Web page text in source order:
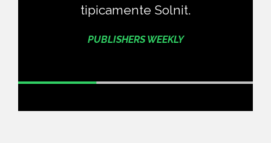
tipicamente Solnit.
PUBLISHERS WEEKLY